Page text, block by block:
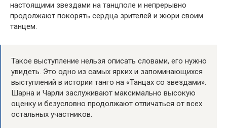
настоящими звездами на танцполе и непрерывно
продолжают покорять сердца зрителей и жюри своим
танцем.
Такое выступление нельзя описать словами, его нужно
увидеть. Это одно из самых ярких и запоминающихся
выступлений в истории танго на «Танцах со звездами».
Шарна и Чарли заслуживают максимально высокую
оценку и безусловно продолжают отличаться от всех
остальных участников.